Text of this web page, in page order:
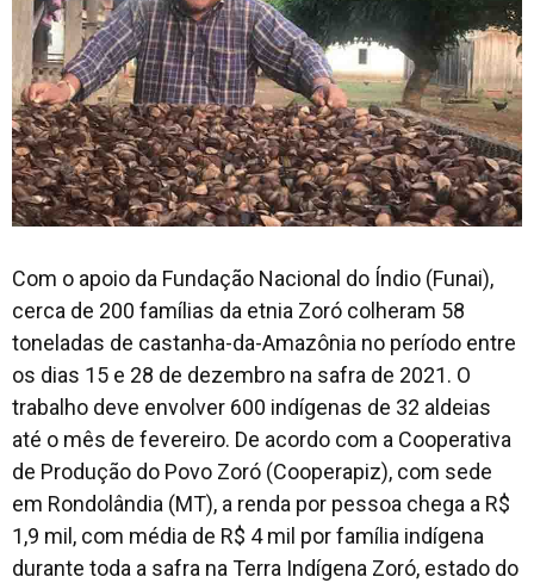
Com o apoio da Fundação Nacional do Índio (Funai),
cerca de 200 famílias da etnia Zoró colheram 58
toneladas de castanha-da-Amazônia no período entre
os dias 15 e 28 de dezembro na safra de 2021. O
trabalho deve envolver 600 indígenas de 32 aldeias
até o mês de fevereiro. De acordo com a Cooperativa
de Produção do Povo Zoró (Cooperapiz), com sede
em Rondolândia (MT), a renda por pessoa chega a R$
1,9 mil, com média de R$ 4 mil por família indígena
durante toda a safra na Terra Indígena Zoró, estado do